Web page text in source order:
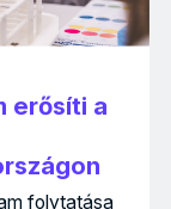
erősíti a
folytatása